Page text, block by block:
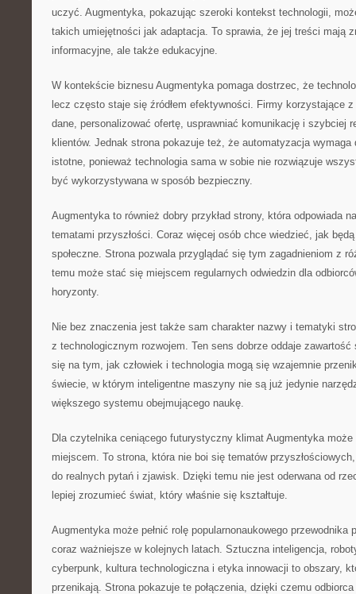
uczyć. Augmentyka, pokazując szeroki kontekst technologii,
takich umiejętności jak adaptacja. To sprawia, że jej treści mają
informacyjne, ale także edukacyjne.
W kontekście biznesu Augmentyka pomaga dostrzec, że
lecz często staje się źródłem efektywności. Firmy korzystające
dane, personalizować ofertę, usprawniać komunikację i szybciej
klientów. Jednak strona pokazuje też, że automatyzacja wymaga
istotne, ponieważ technologia sama w sobie nie rozwiązuje
być wykorzystywana w sposób bezpieczny.
Augmentyka to również dobry przykład strony, która odpowiada
tematami przyszłości. Coraz więcej osób chce wiedzieć, jak będą
społeczne. Strona pozwala przyglądać się tym zagadnieniom z
temu może stać się miejscem regularnych odwiedzin dla
horyzonty.
Nie bez znaczenia jest także sam charakter nazwy i tematyki
z technologicznym rozwojem. Ten sens dobrze oddaje
się na tym, jak człowiek i technologia mogą się wzajemnie
świecie, w którym inteligentne maszyny nie są już jedynie
większego systemu obejmującego naukę.
Dla czytelnika ceniącego futurystyczny klimat Augmentyka
miejscem. To strona, która nie boi się tematów
do realnych pytań i zjawisk. Dzięki temu nie jest oderwana od
lepiej zrozumieć świat, który właśnie się kształtuje.
Augmentyka może pełnić rolę popularnonaukowego przewodnika
coraz ważniejsze w kolejnych latach. Sztuczna inteligencja,
cyberpunk, kultura technologiczna i etyka innowacji to obszary,
przenikają. Strona pokazuje te połączenia, dzięki czemu